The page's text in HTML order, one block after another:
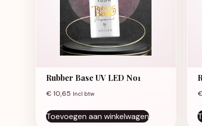
Rubber Base UV LED No1
€ 10,65 Incl btw
Toevoegen aan winkelwagen